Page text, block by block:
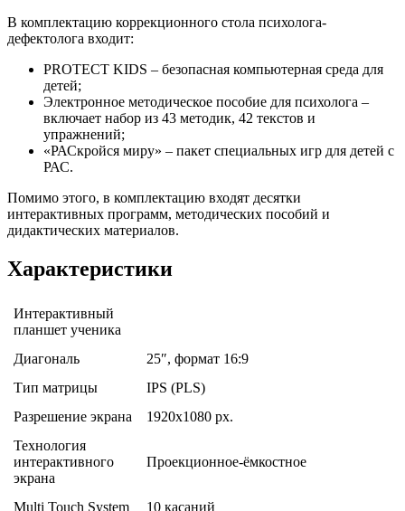
В комплектацию коррекционного стола психолога-
дефектолога входит:
PROTECT KIDS – безопасная компьютерная среда для
детей;
Электронное методическое пособие для психолога –
включает набор из 43 методик, 42 текстов и
упражнений;
«РАСкройся миру» – пакет специальных игр для детей с
РАС.
Помимо этого, в комплектацию входят десятки
интерактивных программ, методических пособий и
дидактических материалов.
Характеристики
Интерактивный
планшет ученика
Диагональ
25″, формат 16:9
Тип матрицы
IPS (PLS)
Разрешение экрана
1920х1080 px.
Технология
интерактивного
экрана
Проекционное-ёмкостное
Multi Touch System 10 касаний